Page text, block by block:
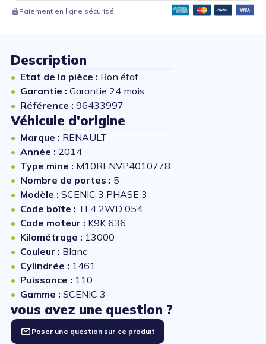
Paiement en ligne sécurisé
Description
Etat de la pièce : Bon état
Garantie : Garantie 24 mois
Référence : 96433997
Véhicule d'origine
Marque : RENAULT
Année : 2014
Type mine : M10RENVP4010778
Nombre de portes : 5
Modèle : SCENIC 3 PHASE 3
Code boîte : TL4 2WD 054
Code moteur : K9K 636
Kilométrage : 13000
Couleur : Blanc
Cylindrée : 1461
Puissance : 110
Gamme : SCENIC 3
vous avez une question ?
Poser une question sur ce produit